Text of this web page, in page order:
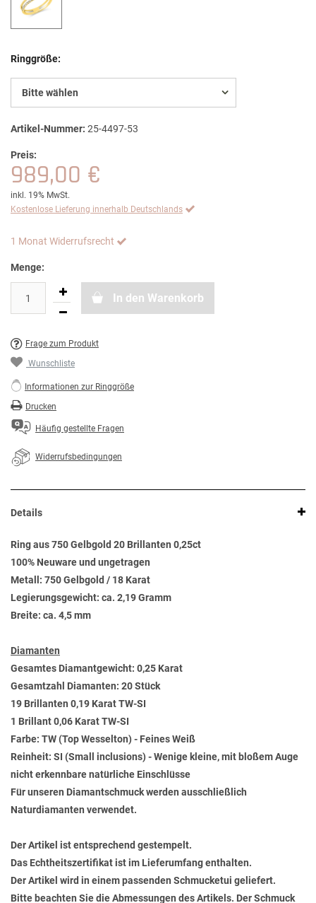
Ringgröße:
Bitte wählen
Artikel-Nummer: 25-4497-53
Preis:
989,00 €
inkl. 19% MwSt.
Kostenlose Lieferung innerhalb Deutschlands
1 Monat Widerrufsrecht
Menge:
In den Warenkorb
Frage zum Produkt
Wunschliste
Informationen zur Ringgröße
Drucken
Häufig gestellte Fragen
Widerrufsbedingungen
Details
Ring aus 750 Gelbgold 20 Brillanten 0,25ct
100% Neuware und ungetragen
Metall: 750 Gelbgold / 18 Karat
Legierungsgewicht: ca. 2,19 Gramm
Breite: ca. 4,5 mm
Diamanten
Gesamtes Diamantgewicht: 0,25 Karat
Gesamtzahl Diamanten: 20 Stück
19 Brillanten 0,19 Karat TW-SI
1 Brillant 0,06 Karat TW-SI
Farbe: TW (Top Wesselton) - Feines Weiß
Reinheit: SI (Small inclusions) - Wenige kleine, mit bloßem Auge
nicht erkennbare natürliche Einschlüsse
Für unseren Diamantschmuck werden ausschließlich
Naturdiamanten verwendet.
Der Artikel ist entsprechend gestempelt.
Das Echtheitszertifikat ist im Lieferumfang enthalten.
Der Artikel wird in einem passenden Schmucketui geliefert.
Bitte beachten Sie die Abmessungen des Artikels. Der Schmuck